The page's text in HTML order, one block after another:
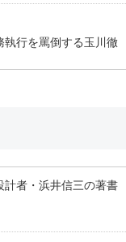
執行を罵倒する玉川徹
計者・浜井信三の著書